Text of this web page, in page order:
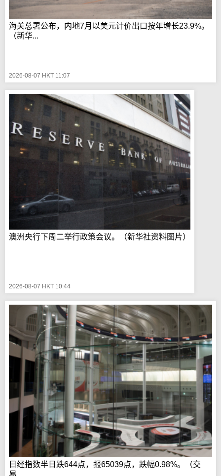
海关总署公布，内地7月以美元计价出口按年增长23.9%。
（新华...
2026-08-07 HKT 11:07
澳洲央行下周二举行政策会议。（新华社资料图片）
2026-08-07 HKT 10:44
日经指数半日跌644点，报65039点，跌幅0.98%。（交
易...